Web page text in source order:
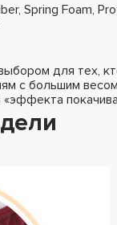
Spring Foam,
для тех,
с большим